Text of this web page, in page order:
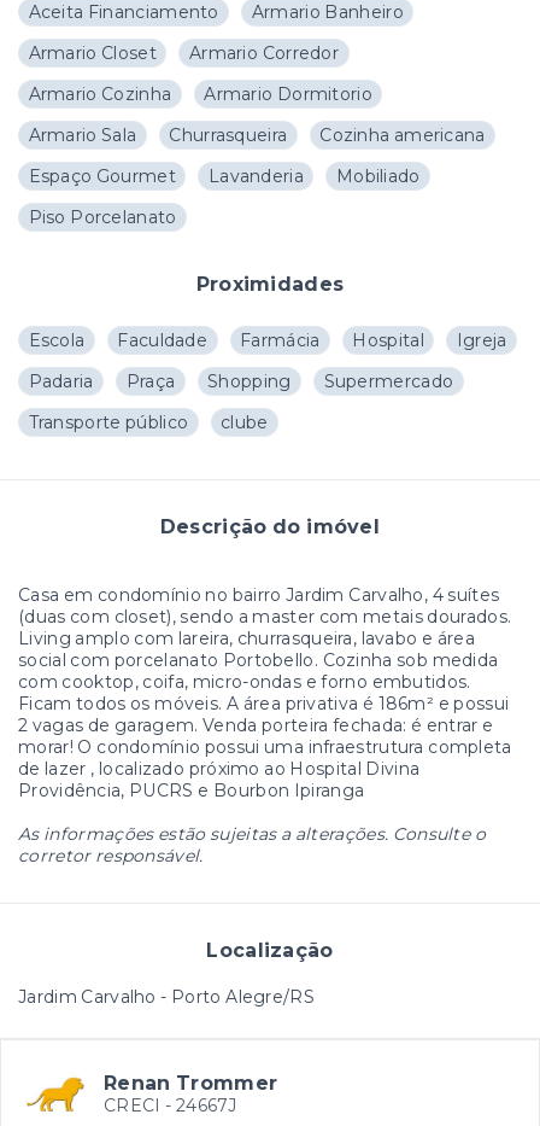
Aceita Financiamento
Armario Banheiro
Armario Closet
Armario Corredor
Armario Cozinha
Armario Dormitorio
Armario Sala
Churrasqueira
Cozinha americana
Espaço Gourmet
Lavanderia
Mobiliado
Piso Porcelanato
Proximidades
Escola Faculdade Farmácia Hospital
Igreja
Padaria
Praça Shopping
Supermercado
Transporte público
clube
Descrição do imóvel
Casa em condomínio no bairro Jardim Carvalho, 4 suítes
(duas com closet), sendo a master com metais dourados.
Living amplo com lareira, churrasqueira, lavabo e área
social com porcelanato Portobello. Cozinha sob medida
com cooktop, coifa, micro-ondas e forno embutidos.
Ficam todos os móveis. A área privativa é 186m² e possui
2 vagas de garagem. Venda porteira fechada: é entrar e
morar! O condomínio possui uma infraestrutura completa
de lazer , localizado próximo ao Hospital Divina
Providência, PUCRS e Bourbon Ipiranga
As informações estão sujeitas a alterações. Consulte o
corretor responsável.
Localização
Jardim Carvalho - Porto Alegre/RS
Renan Trommer
CRECI - 24667J